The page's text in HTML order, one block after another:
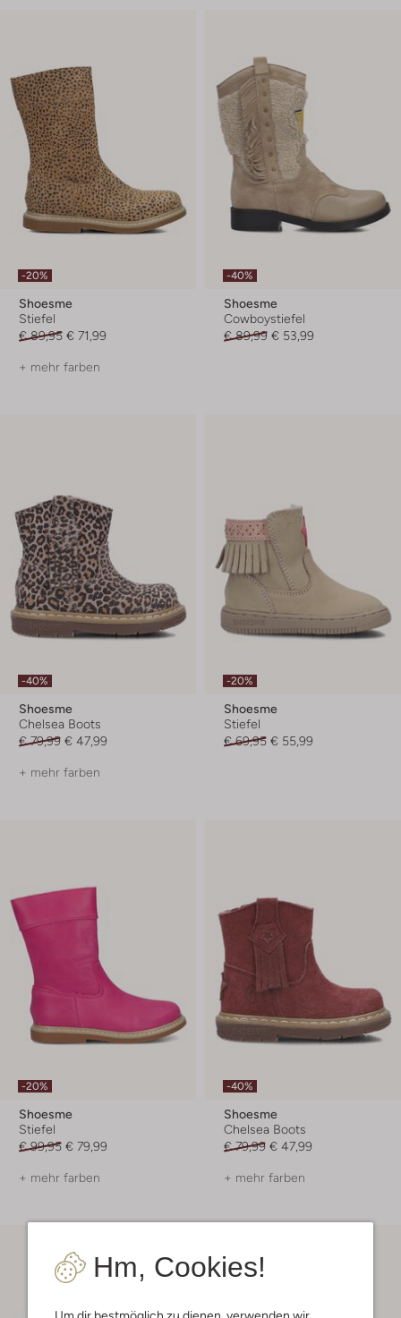
Hm, Cookies!
-20%
Shoesme
Stiefel
€ 89,95 € 71,99
+ mehr farben
-40%
Shoesme
Cowboystiefel
€ 89,99 € 53,99
-40%
Shoesme
Chelsea Boots
€ 79,99 € 47,99
+ mehr farben
-20%
Shoesme
Stiefel
€ 69,95 € 55,99
-20%
Shoesme
Stiefel
€ 99,95 € 79,99
+ mehr farben
-40%
Shoesme
Chelsea Boots
€ 79,99 € 47,99
+ mehr farben